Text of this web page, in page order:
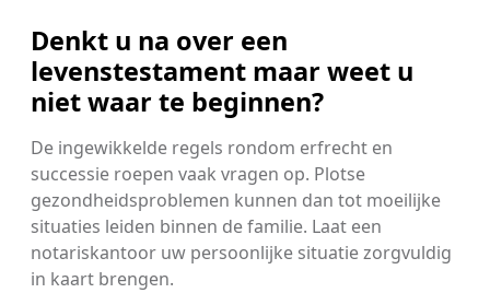
Denkt u na over een
levenstestament maar weet u
niet waar te beginnen?
De ingewikkelde regels rondom erfrecht en
successie roepen vaak vragen op. Plotse
gezondheidsproblemen kunnen dan tot moeilijke
situaties leiden binnen de familie. Laat een
notariskantoor uw persoonlijke situatie zorgvuldig
in kaart brengen.